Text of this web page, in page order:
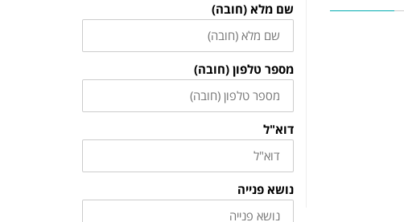
שם מלא (חובה)
מספר טלפון (חובה)
דוא"ל
נושא פנייה